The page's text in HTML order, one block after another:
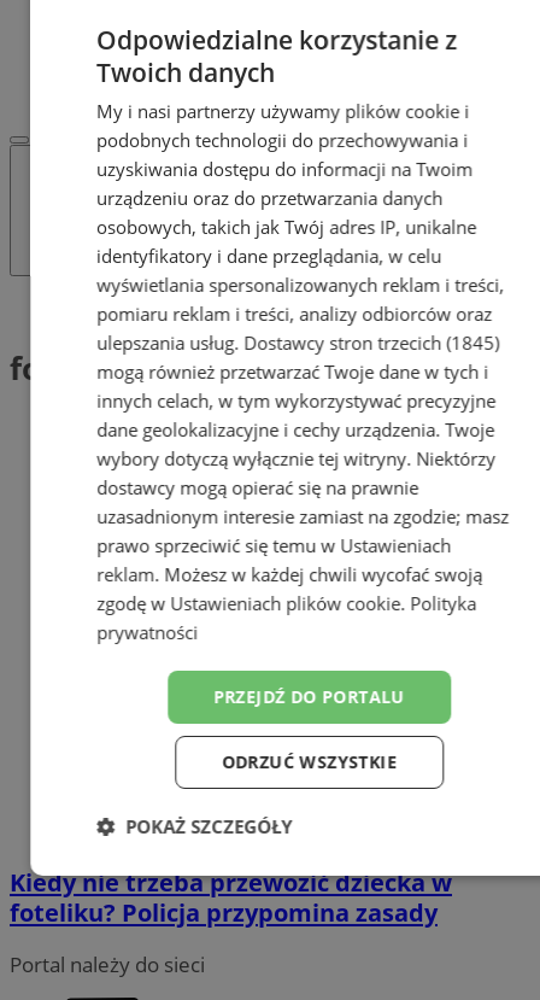
Pracuj.pl - praca w Tychach
REKLAMA
WSPÓŁPRACA
Tag: fotelik
fotelik (1)
Kiedy nie trzeba przewozić dziecka w
foteliku? Policja przypomina zasady
Portal należy do sieci
Odpowiedzialne korzystanie z
Twoich danych
My i nasi partnerzy używamy plików cookie i
podobnych technologii do przechowywania i
uzyskiwania dostępu do informacji na Twoim
urządzeniu oraz do przetwarzania danych
osobowych, takich jak Twój adres IP, unikalne
identyfikatory i dane przeglądania, w celu
wyświetlania spersonalizowanych reklam i treści,
pomiaru reklam i treści, analizy odbiorców oraz
ulepszania usług. Dostawcy stron trzecich (1845)
mogą również przetwarzać Twoje dane w tych i
innych celach, w tym wykorzystywać precyzyjne
dane geolokalizacyjne i cechy urządzenia. Twoje
wybory dotyczą wyłącznie tej witryny. Niektórzy
dostawcy mogą opierać się na prawnie
uzasadnionym interesie zamiast na zgodzie; masz
prawo sprzeciwić się temu w Ustawieniach
reklam. Możesz w każdej chwili wycofać swoją
zgodę w Ustawieniach plików cookie. Polityka
prywatności
PRZEJDŹ DO PORTALU
ODRZUĆ WSZYSTKIE
POKAŻ SZCZEGÓŁY
Niezbędne Wydajność Targetowanie
Funkcjonalność